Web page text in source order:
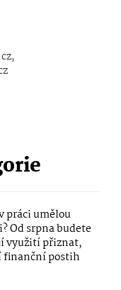
práci umělou
Od srpna budete
využití přiznat,
finanční postih